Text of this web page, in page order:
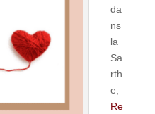
da
ns
la
Sa
rth
e,
Re